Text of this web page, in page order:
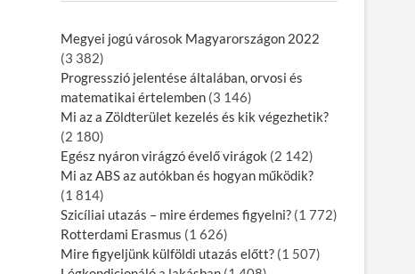
Megyei jogú városok Magyarországon 2022
(3 382)
Progresszió jelentése általában, orvosi és
matematikai értelemben (3 146)
Mi az a Zöldterület kezelés és kik végezhetik?
(2 180)
Egész nyáron virágzó évelő virágok (2 142)
Mi az ABS az autókban és hogyan működik?
(1 814)
Szicíliai utazás – mire érdemes figyelni? (1 772)
Rotterdami Erasmus (1 626)
Mire figyeljünk külföldi utazás előtt? (1 507)